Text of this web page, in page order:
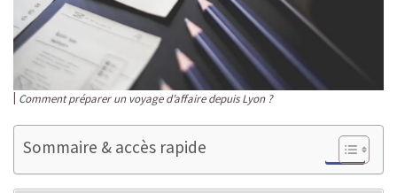
Comment préparer un voyage d’affaire depuis Lyon ?
Sommaire & accès rapide